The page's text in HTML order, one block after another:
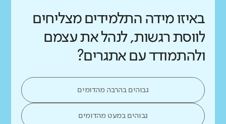
באיזו מידה התלמידים מצליחים
לווסת רגשות, לנהל את עצמם
ולהתמודד עם אתגרים?
גבוהים בהרבה מהדומים
גבוהים במעט מהדומים